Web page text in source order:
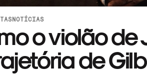
NOTÍCIAS
o violão de
de